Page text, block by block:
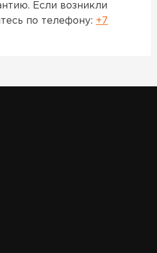
Если возникли
по телефону: +7